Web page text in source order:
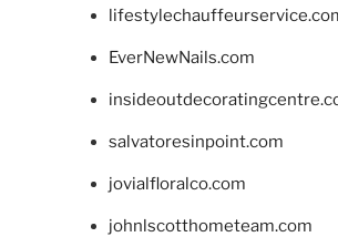
EverNewNails.com
salvatoresinpoint.com
jovialfloralco.com
johnlscotthometeam.com